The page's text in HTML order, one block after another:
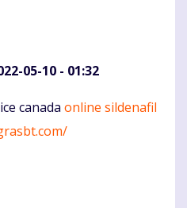
05-10 - 01:32
canada online sildenafil